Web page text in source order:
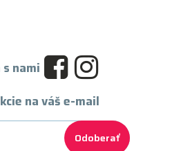
nami
na váš e-mail
Odoberať